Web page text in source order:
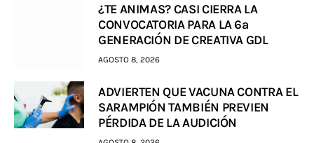
¿TE ANIMAS? CASI CIERRA LA
CONVOCATORIA PARA LA 6a
GENERACIÓN DE CREATIVA GDL
AGOSTO 8, 2026
ADVIERTEN QUE VACUNA CONTRA EL
SARAMPIÓN TAMBIÉN PREVIEN
PÉRDIDA DE LA AUDICIÓN